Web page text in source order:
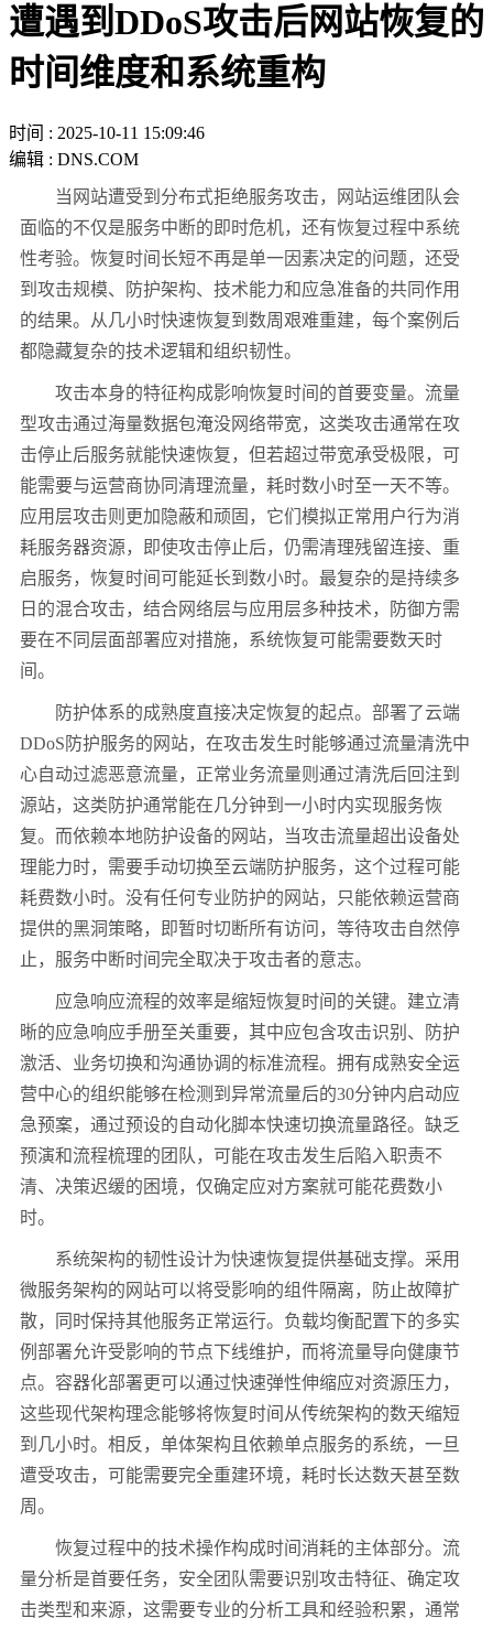
遭遇到DDoS攻击后网站恢复的
时间维度和系统重构
时间 : 2025-10-11 15:09:46
编辑 : DNS.COM
当网站遭受到分布式拒绝服务攻击，网站运维团队会
面临的不仅是服务中断的即时危机，还有恢复过程中系统
性考验。恢复时间长短不再是单一因素决定的问题，还受
到攻击规模、防护架构、技术能力和应急准备的共同作用
的结果。从几小时快速恢复到数周艰难重建，每个案例后
都隐藏复杂的技术逻辑和组织韧性。
攻击本身的特征构成影响恢复时间的首要变量。流量
型攻击通过海量数据包淹没网络带宽，这类攻击通常在攻
击停止后服务就能快速恢复，但若超过带宽承受极限，可
能需要与运营商协同清理流量，耗时数小时至一天不等。
应用层攻击则更加隐蔽和顽固，它们模拟正常用户行为消
耗服务器资源，即使攻击停止后，仍需清理残留连接、重
启服务，恢复时间可能延长到数小时。最复杂的是持续多
日的混合攻击，结合网络层与应用层多种技术，防御方需
要在不同层面部署应对措施，系统恢复可能需要数天时
间。
防护体系的成熟度直接决定恢复的起点。部署了云端
DDoS 防护服务的网站，在攻击发生时能够通过流量清洗中
心自动过滤恶意流量，正常业务流量则通过清洗后回注到
源站，这类防护通常能在几分钟到一小时内实现服务恢
复。而依赖本地防护设备的网站，当攻击流量超出设备处
理能力时，需要手动切换至云端防护服务，这个过程可能
耗费数小时。没有任何专业防护的网站，只能依赖运营商
提供的黑洞策略，即暂时切断所有访问，等待攻击自然停
止，服务中断时间完全取决于攻击者的意志。
应急响应流程的效率是缩短恢复时间的关键。建立清
晰的应急响应手册至关重要，其中应包含攻击识别、防护
激活、业务切换和沟通协调的标准流程。拥有成熟安全运
营中心的组织能够在检测到异常流量后的30分钟内启动应
急预案，通过预设的自动化脚本快速切换流量路径。缺乏
预演和流程梳理的团队，可能在攻击发生后陷入职责不
清、决策迟缓的困境，仅确定应对方案就可能花费数小
时。
系统架构的韧性设计为快速恢复提供基础支撑。采用
微服务架构的网站可以将受影响的组件隔离，防止故障扩
散，同时保持其他服务正常运行。负载均衡配置下的多实
例部署允许受影响的节点下线维护，而将流量导向健康节
点。容器化部署更可以通过快速弹性伸缩应对资源压力，
这些现代架构理念能够将恢复时间从传统架构的数天缩短
到几小时。相反，单体架构且依赖单点服务的系统，一旦
遭受攻击，可能需要完全重建环境，耗时长达数天甚至数
周。
恢复过程中的技术操作构成时间消耗的主体部分。流
量分析是首要任务，安全团队需要识别攻击特征、确定攻
击类型和来源，这需要专业的分析工具和经验积累，通常